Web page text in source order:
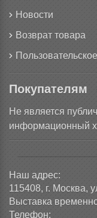
Новости
Возврат товара
Покупателям
Не является
информационный
Наш адрес:
115408, г. Москва,
Выставка
Телефон: